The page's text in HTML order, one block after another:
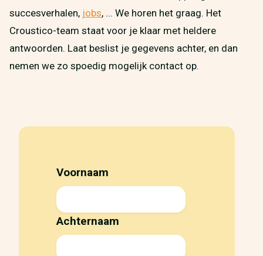
succesverhalen, jobs, ... We horen het graag. Het
Croustico-team staat voor je klaar met heldere
antwoorden. Laat beslist je gegevens achter, en dan
nemen we zo spoedig mogelijk contact op.
Voornaam
Achternaam